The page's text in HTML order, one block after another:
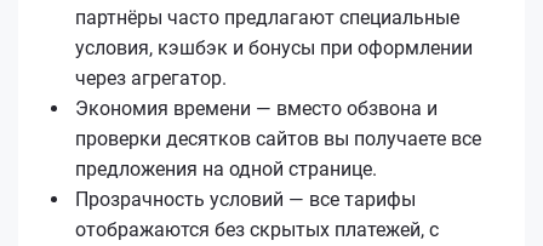
партнёры часто предлагают специальные
условия, кэшбэк и бонусы при оформлении
через агрегатор.
Экономия времени — вместо обзвона и
проверки десятков сайтов вы получаете все
предложения на одной странице.
Прозрачность условий — все тарифы
отображаются без скрытых платежей, с